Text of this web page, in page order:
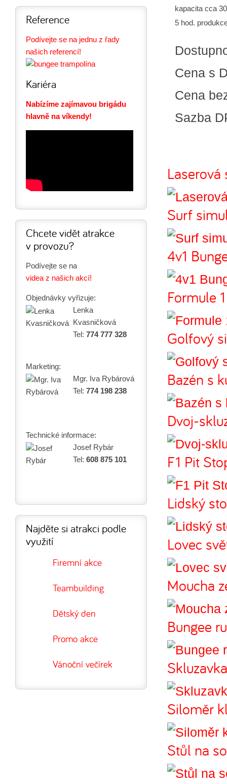
kapacita cca
5 hod.
Cena s
Cena
Sazba
Laserová
Surf
4v1
Formule
Golfový
Bazén s
Dvoj-
F1 Pit
Lidský
Lovec
Moucha
Bungee
Siloměr
Stůl na
Reference
Podívejte se na jednu z řady
našich referencí!
Kariéra
Nabízíme zajímavou brigádu
hlavně na víkendy!
Chcete vidět atrakce
v provozu?
Podívejte se na
videa z našich akcí!
Objednávky vyřizuje:
Lenka
Kvasničková
Tel: 774 777 328
Marketing:
Mgr. Iva Rybárová
Tel: 774 198 238
Technické informace:
Josef Rybár
Tel: 608 875 101
Najděte si atrakci podle
využití
Firemní akce
Teambuilding
Dětský den
Promo akce
Vánoční večírek